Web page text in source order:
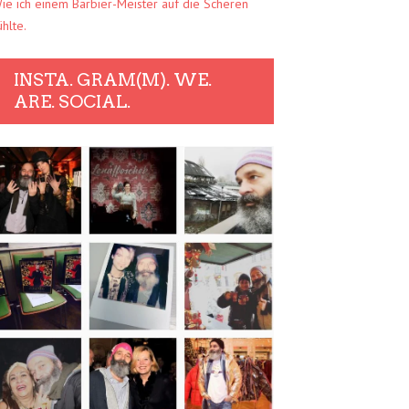
ich einem Barbier-Meister auf die Scheren
INSTA. GRAM(M). WE.
ARE. SOCIAL.